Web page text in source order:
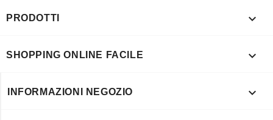
PRODOTTI 
SHOPPING ONLINE FACILE 
INFORMAZIONI NEGOZIO 